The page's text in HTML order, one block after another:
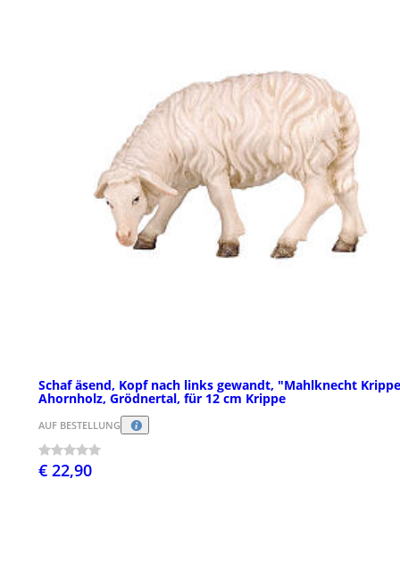
Schaf äsend, Kopf nach links gewandt, "Mahlknecht
Ahornholz, Grödnertal, für 12 cm Krippe
AUF BESTELLUNG
€ 22,90